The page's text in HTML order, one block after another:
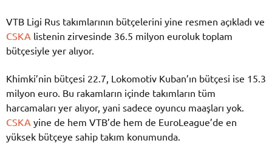
VTB Ligi Rus takımlarının bütçelerini yine resmen açıkladı ve
CSKA listenin zirvesinde 36.5 milyon euroluk toplam
bütçesiyle yer alıyor.
Khimki’nin bütçesi 22.7, Lokomotiv Kuban’ın bütçesi ise 15.3
milyon euro. Bu rakamların içinde takımların tüm
harcamaları yer alıyor, yani sadece oyuncu maaşları yok.
CSKA yine de hem VTB’de hem de EuroLeague’de en
yüksek bütçeye sahip takım konumunda.